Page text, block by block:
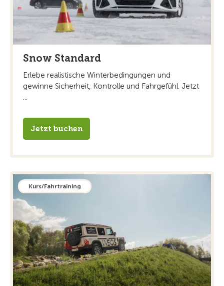
Snow Standard
Erlebe realistische Winterbedingungen und
gewinne Sicherheit, Kontrolle und Fahrgefühl. Jetzt
...
Jetzt buchen
Kurs/Fahrtraining